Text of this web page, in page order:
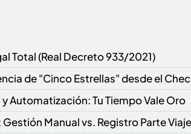
Total (Real Decreto 933/2021)
de "Cinco Estrellas" desde el
Automatización: Tu Tiempo Vale Oro
Manual vs. Registro Parte